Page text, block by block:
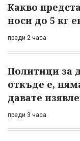
Какво
носи до 5 кг
преди 2 часа
Политици за
откъде е,
давате
преди 3 часа